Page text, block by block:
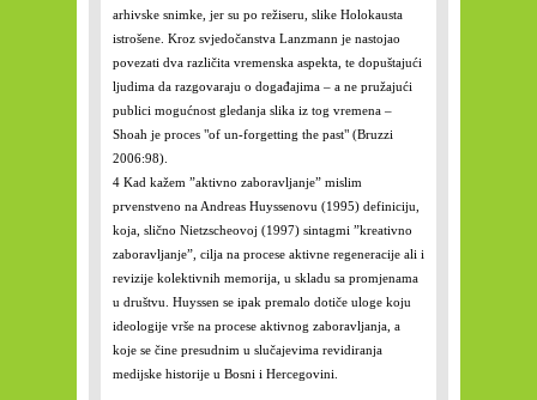
arhivske snimke, jer su po režiseru, slike Holokausta
istrošene. Kroz svjedočanstva Lanzmann je nastojao
povezati dva različita vremenska aspekta, te dopuštajući
ljudima da razgovaraju o događajima – a ne pružajući
publici mogućnost gledanja slika iz tog vremena –
Shoah je proces "of un-forgetting the past" (Bruzzi
2006:98).
4 Kad kažem ”aktivno zaboravljanje” mislim
prvenstveno na Andreas Huyssenovu (1995) definiciju,
koja, slično Nietzscheovoj (1997) sintagmi ”kreativno
zaboravljanje”, cilja na procese aktivne regeneracije ali i
revizije kolektivnih memorija, u skladu sa promjenama
u društvu. Huyssen se ipak premalo dotiče uloge koju
ideologije vrše na procese aktivnog zaboravljanja, a
koje se čine presudnim u slučajevima revidiranja
medijske historije u Bosni i Hercegovini.